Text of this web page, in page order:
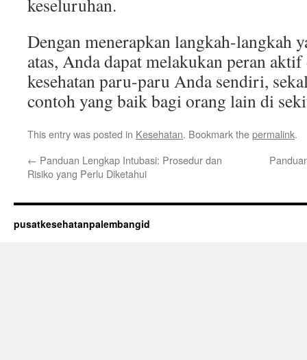
keseluruhan.
Dengan menerapkan langkah-langkah
atas, Anda dapat melakukan peran
kesehatan paru-paru Anda sendiri,
contoh yang baik bagi orang lain di
This entry was posted in Kesehatan. Bookmark thepermalink.
← Panduan Lengkap Intubasi: Prosedur dan
Risiko yang Perlu Diketahui
pusatkesehatanpalembangid